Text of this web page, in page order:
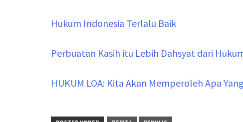
Hukum Indonesia Terlalu Baik
Perbuatan Kasih itu Lebih Dahsyat dari
HUKUM LOA: Kita Akan Memperoleh Apa